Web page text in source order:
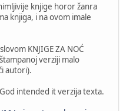
knjige horor žanra
knjiga, i na ovom imale
KNJIGE ZA NOĆ
verziji malo
autori).
intended it verzija texta.